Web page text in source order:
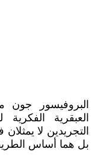
البروفيسور
العبقرية
التجريدين لا
بل هما أساس